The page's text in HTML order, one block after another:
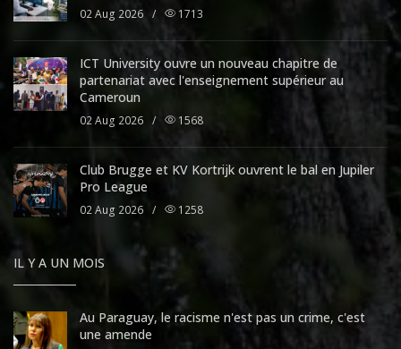
02 Aug 2026 / 1713
ICT University ouvre un nouveau chapitre de
partenariat avec l'enseignement supérieur au
Cameroun
02 Aug 2026 / 1568
Club Brugge et KV Kortrijk ouvrent le bal en Jupiler
Pro League
02 Aug 2026 / 1258
IL Y A UN MOIS
Au Paraguay, le racisme n'est pas un crime, c'est
une amende